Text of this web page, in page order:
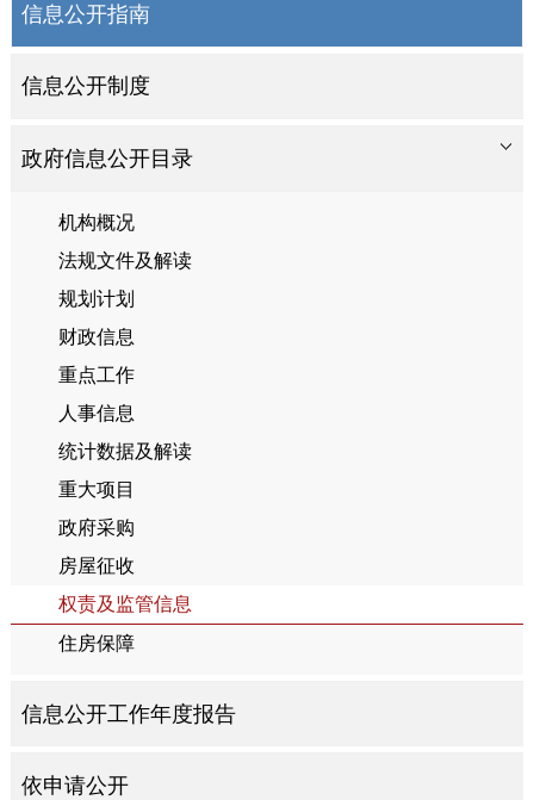
信息公开指南
信息公开制度
政府信息公开目录
机构概况
法规文件及解读
规划计划
财政信息
重点工作
人事信息
统计数据及解读
重大项目
政府采购
房屋征收
权责及监管信息
住房保障
信息公开工作年度报告
依申请公开